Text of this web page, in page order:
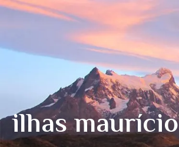
ilhas maurício